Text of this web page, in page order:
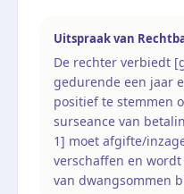
Uitspraak van
De rechter verbiedt
gedurende een jaar
positief te stemmen
surseance van
1] moet afgifte/
verschaffen en
van dwangsommen